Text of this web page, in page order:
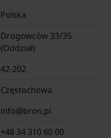
Polska
Drogowców 33/35
(Oddział)
42-202
Częstochowa
info@bron.pl
+48 34 310 60 00